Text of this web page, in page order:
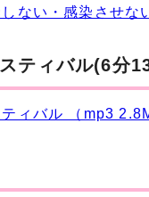
ない・感染させ
ティバル(6分
ィバル （mp3